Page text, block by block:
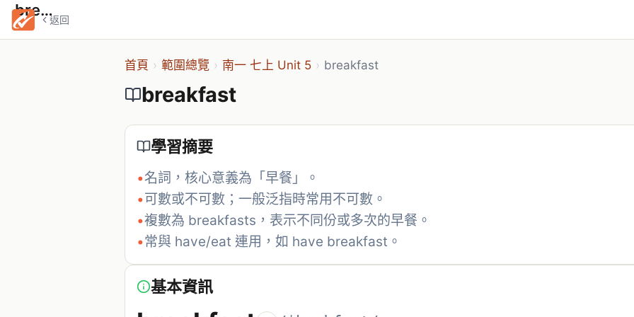
返回
breakfast
首頁 › 範圍總覽 › 南一 七上 Unit 5 › breakfast
breakfast
學習摘要
•名詞，核心意義為「早餐」。
•可數或不可數；一般泛指時常用不可數。
•複數為 breakfasts，表示不同份或多次的早餐。
•常與 have/eat 連用，如 have breakfast。
基本資訊